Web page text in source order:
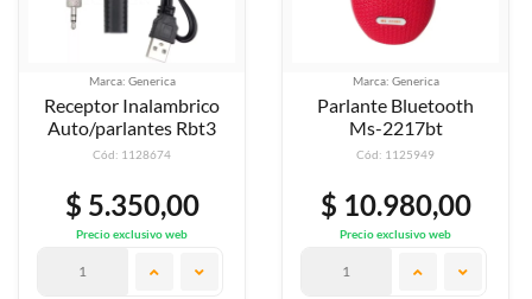
Marca: Generica
Receptor Inalambrico
Auto/parlantes Rbt3
Cód: 1128674
$ 5.350,00
Precio exclusivo web
Marca: Generica
Parlante Bluetooth
Ms-2217bt
Cód: 1125949
$ 10.980,00
Precio exclusivo web